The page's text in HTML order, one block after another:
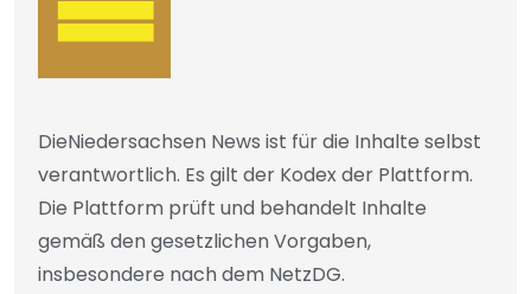
DieNiedersachsen News ist für die Inhalte selbst
verantwortlich. Es gilt der Kodex der Plattform.
Die Plattform prüft und behandelt Inhalte
gemäß den gesetzlichen Vorgaben,
insbesondere nach dem NetzDG.